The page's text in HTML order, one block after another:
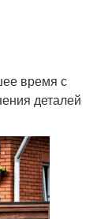
время с
деталей